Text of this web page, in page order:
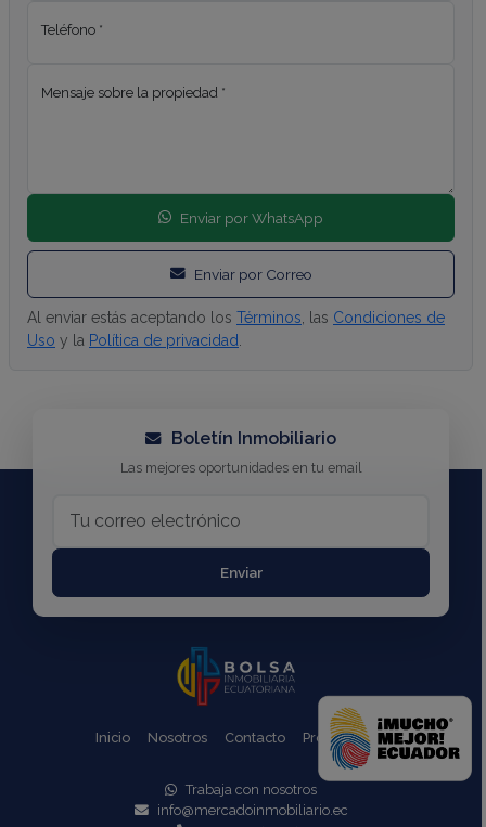
Teléfono *
Mensaje sobre la propiedad *
Enviar por WhatsApp
Enviar por Correo
Al enviar estás aceptando los Términos , las Condiciones de
Uso y la Política de privacidad
Boletín Inmobiliario
Las mejores oportunidades en tu email
Enviar
Inicio Nosotros Contacto Propiedades
Trabaja con nosotros
info@mercadoinmobiliario.ec